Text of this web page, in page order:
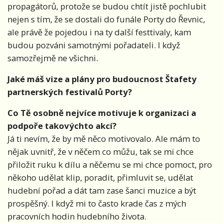
propagátorů, protože se budou chtít jistě pochlubit
nejen s tím, že se dostali do funále Porty do Řevnic,
ale právě že pojedou i na ty další festtivaly, kam
budou pozváni samotnými pořadateli. I když
samozřejmě ne všichni.
Jaké máš vize a plány pro budoucnost Štafety
partnerských festivalů Porty?
Co Tě osobně nejvíce motivuje k organizaci a
podpoře takovýchto akcí?
Já ti nevím, že by mě něco motivovalo. Ale mám to
nějak uvnitř, že v něčem co můžu, tak se mi chce
přiložit ruku k dílu a něčemu se mi chce pomoct, pro
někoho udělat klip, poradit, přimluvit se, udělat
hudební pořad a dát tam zase šanci muzice a být
prospěšný. I když mi to často krade čas z mých
pracovních hodin hudebního života.